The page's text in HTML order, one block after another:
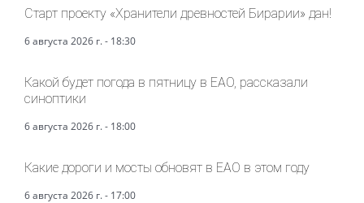
Старт проекту «Хранители древностей Бирарии» дан!
6 августа 2026 г. - 18:30
Какой будет погода в пятницу в ЕАО, рассказали
синоптики
6 августа 2026 г. - 18:00
Какие дороги и мосты обновят в ЕАО в этом году
6 августа 2026 г. - 17:00